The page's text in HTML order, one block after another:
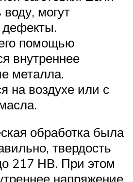
могут
дефекты.
помощью
внутреннее
металла.
на воздухе или с
обработка была
твердость
217 НВ. При этом
напряжение.